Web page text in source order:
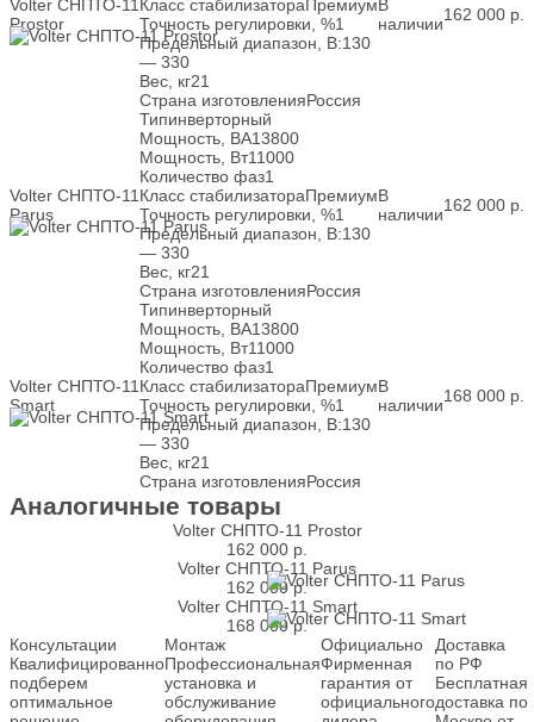
Volter СНПТО-11
Prostor
Класс стабилизатораПремиум
Точность регулировки, %1
Предельный диапазон, В:130
— 330
Вес, кг21
Страна изготовленияРоссия
В
наличии162 000 р.
Volter СНПТО-11
Parus
Типинверторный
Мощность, ВА13800
Мощность, Вт11000
Количество фаз1
Класс стабилизатораПремиум
Точность регулировки, %1
Предельный диапазон, В:130
— 330
Вес, кг21
Страна изготовленияРоссия
В
наличии162 000 р.
Volter СНПТО-11
Smart
Типинверторный
Мощность, ВА13800
Мощность, Вт11000
Количество фаз1
Класс стабилизатораПремиум
Точность регулировки, %1
Предельный диапазон, В:130
— 330
Вес, кг21
Страна изготовленияРоссия
В
наличии168 000 р.
Аналогичные товары
Volter СНПТО-11 Prostor
162 000 р.
Volter СНПТО-11 Parus
162 000р.
Volter СНПТО-11 Smart
168 000р.
Консультации
Квалифицированно
подберем
оптимальное
Монтаж
Профессиональная
установка и
обслуживание
Официально
Фирменная
гарантия от
официального
Доставка
по РФ
Бесплатная
доставка по